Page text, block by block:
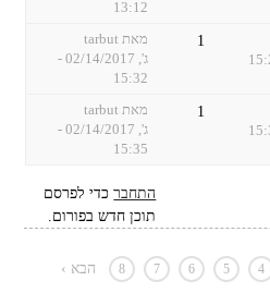
13:12
1 מאת tarbut
ג', 02/14/2017 -
15:32
1 מאת tarbut
ג', 02/14/2017 -
15:35
התחברכדי לפרסם
תוכן חדש בפורום.
4
5
6
7
8 הבא ›